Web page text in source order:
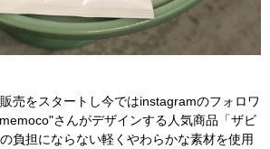
売をスタートし今ではinstagramのフォロワ
さんがデザインする人気商品「ザビ
負担にならない軽くやわらかな素材を使用